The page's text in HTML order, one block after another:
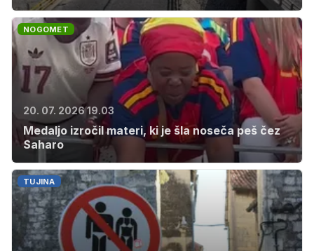
NOGOMET
20. 07. 2026 19.03
Medaljo izročil materi, ki je šla noseča peš čez
Saharo
TUJINA